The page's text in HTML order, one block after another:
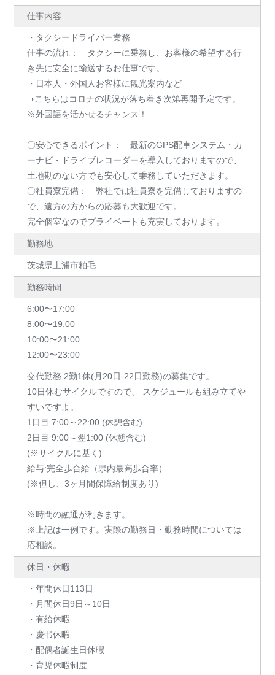
仕事内容
・タクシードライバー業務
仕事の流れ： タクシーに乗務し、お客様の希望する行
き先に安全に輸送するお仕事です。
・日本人・外国人お客様に観光案内など
➝こちらはコロナの状況が落ち着き次第再開予定です。
※外国語を活かせるチャンス！
〇安心できるポイント： 最新のGPS配車システム・カ
ーナビ・ドライブレコーダーを導入しておりますので、
土地勘のない方でも安心して乗務していただきます。
〇社員寮完備： 弊社では社員寮を完備しておりますの
で、遠方の方からの応募も大歓迎です。
完全個室なのでプライベートも充実しております。
勤務地
茨城県土浦市粕毛
勤務時間
6:00〜17:00
8:00〜19:00
10:00〜21:00
12:00〜23:00
交代勤務 2勤1休(月20日-22日勤務)の募集です。
10日休むサイクルですので、 スケジュールも組み立てや
すいですよ。
1日目 7:00～22:00 (休憩含む)
2日目 9:00～翌1:00 (休憩含む)
(※サイクルに基く)
給与:完全歩合給（県内最高歩合率）
(※但し、3ヶ月間保障給制度あり)
※時間の融通が利きます。
※上記は一例です。実際の勤務日・勤務時間については
応相談。
休日・休暇
・年間休日113日
・月間休日9日～10日
・有給休暇
・慶弔休暇
・配偶者誕生日休暇
・育児休暇制度